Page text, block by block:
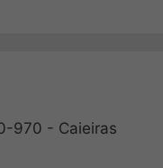
970 - Caieiras